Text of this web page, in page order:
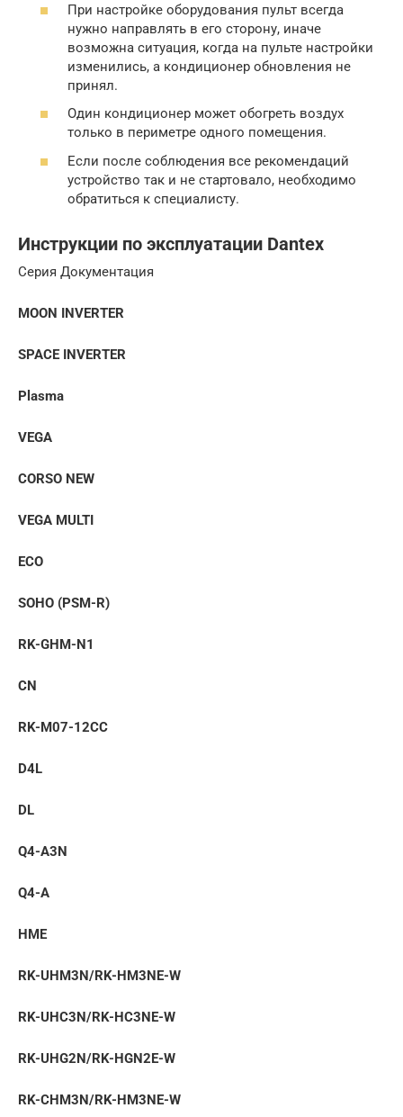
При настройке оборудования пульт всегда
нужно направлять в его сторону, иначе
возможна ситуация, когда на пульте настройки
изменились, а кондиционер обновления не
принял.
Один кондиционер может обогреть воздух
только в периметре одного помещения.
Если после соблюдения все рекомендаций
устройство так и не стартовало, необходимо
обратиться к специалисту.
Инструкции по эксплуатации Dantex
Серия Документация
MOON INVERTER
SPACE INVERTER
Plasma
VEGA
CORSO NEW
VEGA MULTI
ECO
SOHO (PSM-R)
RK-GHM-N1
CN
RK-M07-12CC
D4L
DL
Q4-A3N
Q4-A
HME
RK-UHM3N/RK-HM3NE-W
RK-UHC3N/RK-HC3NE-W
RK-UHG2N/RK-HGN2E-W
RK-CHM3N/RK-HM3NE-W